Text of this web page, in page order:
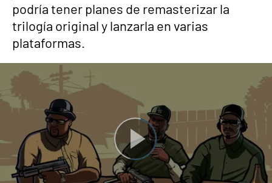
podría tener planes de remasterizar la
trilogía original y lanzarla en varias
plataformas.